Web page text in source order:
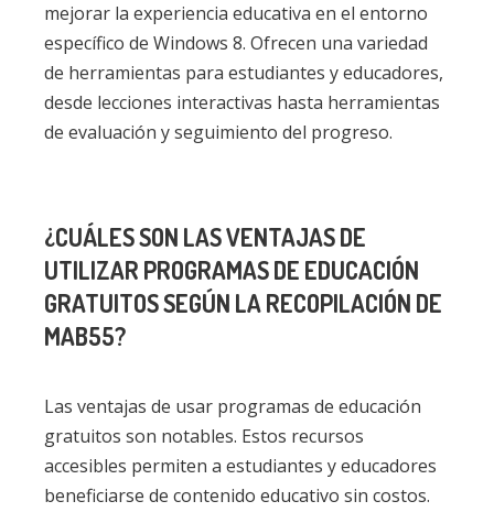
mejorar la experiencia educativa en el entorno
específico de Windows 8. Ofrecen una variedad
de herramientas para estudiantes y educadores,
desde lecciones interactivas hasta herramientas
de evaluación y seguimiento del progreso.
¿CUÁLES SON LAS VENTAJAS DE
UTILIZAR PROGRAMAS DE EDUCACIÓN
GRATUITOS SEGÚN LA RECOPILACIÓN DE
MAB55?
Las ventajas de usar programas de educación
gratuitos son notables. Estos recursos
accesibles permiten a estudiantes y educadores
beneficiarse de contenido educativo sin costos.